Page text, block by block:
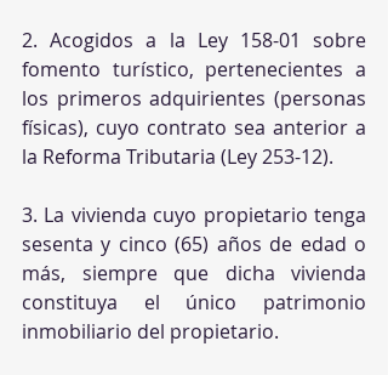
2. Acogidos a la Ley 158-01 sobre
fomento turístico, pertenecientes a
los primeros adquirientes (personas
físicas), cuyo contrato sea anterior a
la Reforma Tributaria (Ley 253-12).
3. La vivienda cuyo propietario tenga
sesenta y cinco (65) años de edad o
más, siempre que dicha vivienda
constituya el único patrimonio
inmobiliario del propietario.